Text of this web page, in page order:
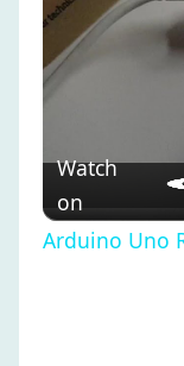
Watch
on
Arduino Uno